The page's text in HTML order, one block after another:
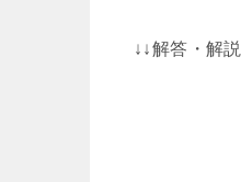
↓↓解答・解